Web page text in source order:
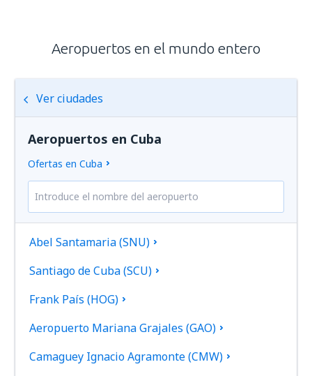
Aeropuertos en el mundo entero
Ver ciudades
Aeropuertos en Cuba
Ofertas en Cuba
Abel Santamaria (SNU)
Santiago de Cuba (SCU)
Frank País (HOG)
Aeropuerto Mariana Grajales (GAO)
Camaguey Ignacio Agramonte (CMW)